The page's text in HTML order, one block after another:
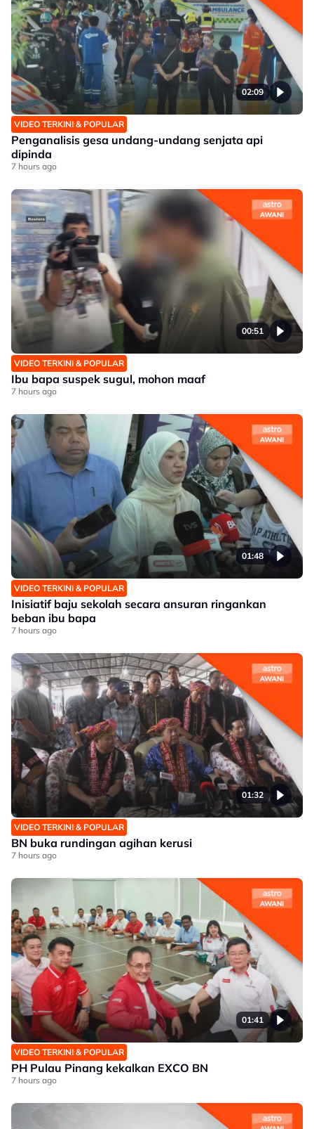
02:09
VIDEO TERKINI & POPULAR
Penganalisis gesa undang-undang senjata api
dipinda
7 hours ago
00:51
VIDEO TERKINI & POPULAR
Ibu bapa suspek sugul, mohon maaf
7 hours ago
01:48
VIDEO TERKINI & POPULAR
Inisiatif baju sekolah secara ansuran ringankan
beban ibu bapa
7 hours ago
01:32
VIDEO TERKINI & POPULAR
BN buka rundingan agihan kerusi
7 hours ago
01:41
VIDEO TERKINI & POPULAR
PH Pulau Pinang kekalkan EXCO BN
7 hours ago